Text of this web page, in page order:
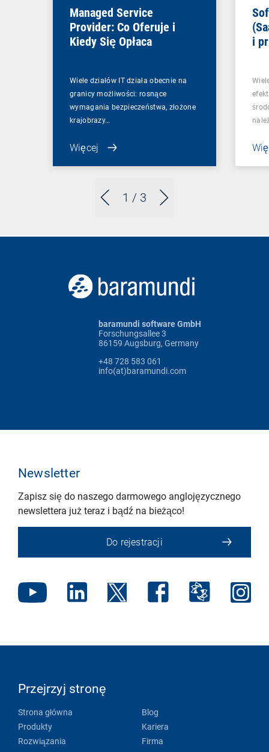
1 / 3
Managed Service
Provider: Co Oferuje i
Kiedy Się Opłaca
Wiele działów IT działa obecnie na
granicy możliwości: rosnące
wymagania bezpieczeństwa, złożone
krajobrazy…
Więcej
i
baramundi software GmbH
Forschungsallee 3
86159 Augsburg, Germany
+48 728 583 061
info(at)baramundi.com
Newsletter
Zapisz się do naszego darmowego anglojęzycznego
newslettera już teraz i bądź na bieżąco!
Do rejestracji
Przejrzyj stronę
Strona główna
Produkty
Rozwiązania
Blog
Kariera
Firma